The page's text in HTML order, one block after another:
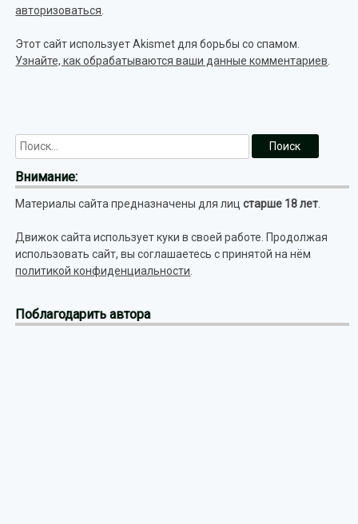
авторизоваться
Этот сайт использует Akismet для борьбы со спамом.
Узнайте, как обрабатываются ваши данные комментариев
Внимание:
Материалы сайта предназначены для лицстарше 18 лет
Движок сайта использует куки в своей работе. Продолжая
использовать сайт, вы соглашаетесь с принятой на нём
политикой конфиденциальности
Поблагодарить автора